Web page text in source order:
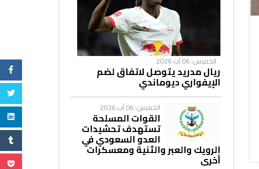
الخميس: 06 آب 2026
ريال مدريد يتوصل لاتفاق لضم
الإيفواري ديوماندي
الخميس: 06 آب 2026
القوات المسلحة
تستهدف تحشيدات
العدو السعودي في
الرويك والعبر والثنية ومعسكرات
أخرى